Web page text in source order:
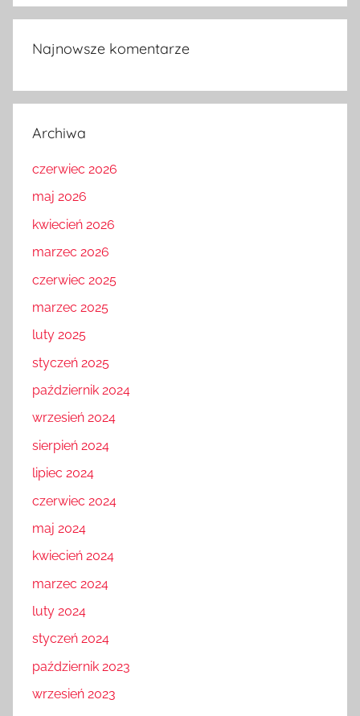
Najnowsze komentarze
Archiwa
czerwiec 2026
maj 2026
kwiecień 2026
marzec 2026
czerwiec 2025
marzec 2025
luty 2025
styczeń 2025
październik 2024
wrzesień 2024
sierpień 2024
lipiec 2024
czerwiec 2024
maj 2024
kwiecień 2024
marzec 2024
luty 2024
styczeń 2024
październik 2023
wrzesień 2023